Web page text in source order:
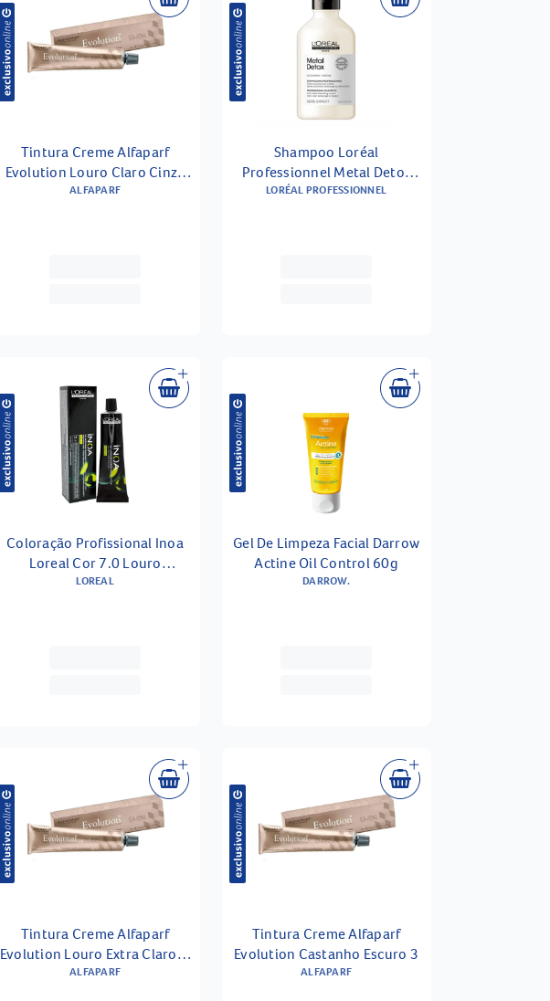
Tintura Creme Alfaparf
Evolution Louro Claro Cinza
8.1
ALFAPARF
Shampoo Loréal
Professionnel Metal Detox
300ml
LORÉAL PROFESSIONNEL
Coloração Profissional Inoa
Loreal Cor 7.0 Louro
Profundo 60g
LOREAL
Gel De Limpeza Facial Darrow
Actine Oil Control 60g
DARROW.
Tintura Creme Alfaparf
Evolution Louro Extra Claro Ic
10.21
ALFAPARF
Tintura Creme Alfaparf
Evolution Castanho Escuro 3
ALFAPARF